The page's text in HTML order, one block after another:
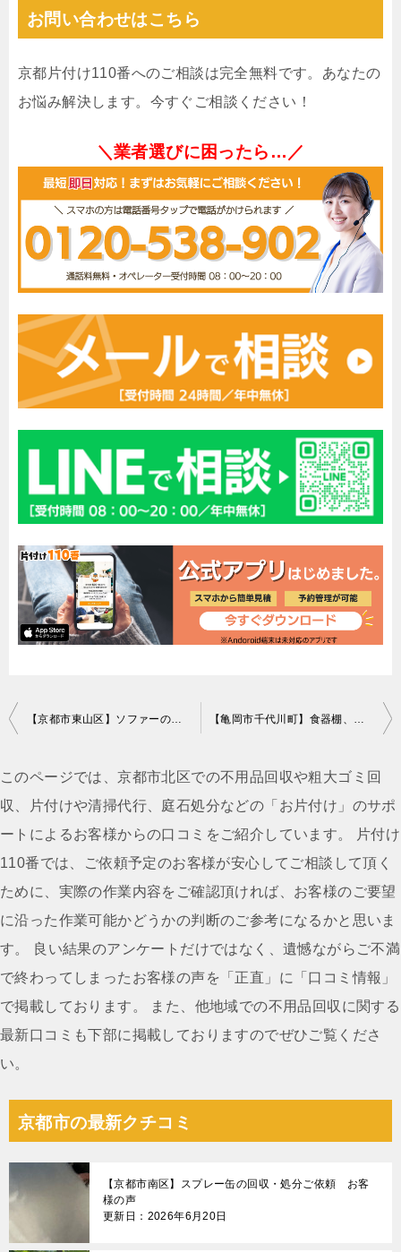
お問い合わせはこちら
京都片付け110番へのご相談は完全無料です。あなたの
お悩み解決します。今すぐご相談ください！
＼業者選びに困ったら…／
投
ナ
ビ
ゲ
ー
シ
ョ
ン
【京都市東山区】ソファーの回収・処分ご依頼 お客様の声 【亀岡市千代川町】食器棚、カラーボックス、ラック等の回収・処分
このページでは、京都市北区での不用品回収や粗大ゴミ回
収、片付けや清掃代行、庭石処分などの「お片付け」のサポ
ートによるお客様からの口コミをご紹介しています。 片付け
110番では、ご依頼予定のお客様が安心してご相談して頂く
ために、実際の作業内容をご確認頂ければ、お客様のご要望
に沿った作業可能かどうかの判断のご参考になるかと思いま
す。 良い結果のアンケートだけではなく、遺憾ながらご不満
で終わってしまったお客様の声を「正直」に「口コミ情報」
で掲載しております。 また、他地域での不用品回収に関する
最新口コミも下部に掲載しておりますのでぜひご覧くださ
い。
京都市の最新クチコミ
【京都市南区】スプレー缶の回収・処分ご依頼 お客
様の声
更新日：2026年6月20日